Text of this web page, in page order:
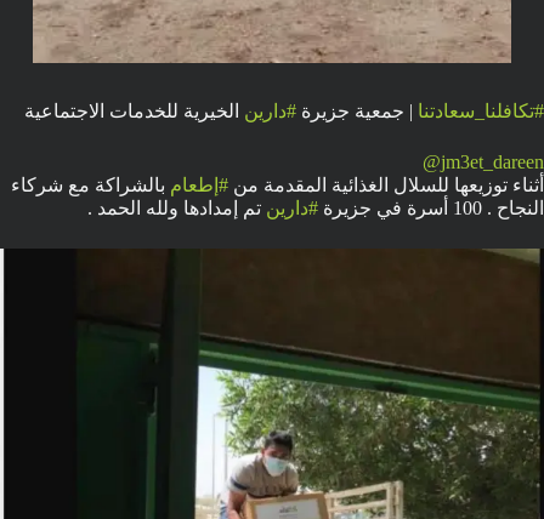
#تكافلنا_سعادتنا | جمعية جزيرة #دارين الخيرية للخدمات الاجتماعية
@jm3et_dareen
أثناء توزيعها للسلال الغذائية المقدمة من #إطعام بالشراكة مع شركاء
النجاح . 100 أسرة في جزيرة
#دارين تم إمدادها ولله الحمد .